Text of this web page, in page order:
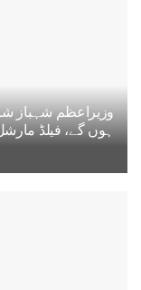
وزیراعظم شہباز
ہوں گے، فیلڈ